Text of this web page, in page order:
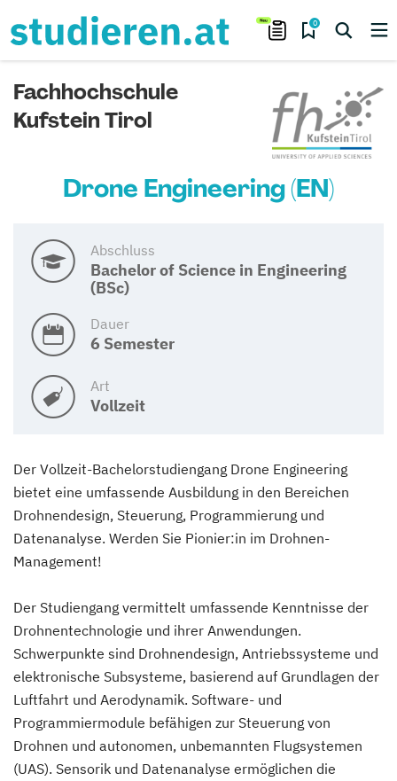
0
Fachhochschule
Kufstein Tirol
Drone Engineering (EN)
Abschluss
Bachelor of Science in Engineering
(BSc)
Dauer
6 Semester
Art
Vollzeit
Der Vollzeit-Bachelorstudiengang Drone Engineering
bietet eine umfassende Ausbildung in den Bereichen
Drohnendesign, Steuerung, Programmierung und
Datenanalyse. Werden Sie Pionier:in im Drohnen-
Management!
Der Studiengang vermittelt umfassende Kenntnisse der
Drohnentechnologie und ihrer Anwendungen.
Schwerpunkte sind Drohnendesign, Antriebssysteme und
elektronische Subsysteme, basierend auf Grundlagen der
Luftfahrt und Aerodynamik. Software- und
Programmiermodule befähigen zur Steuerung von
Drohnen und autonomen, unbemannten Flugsystemen
(UAS). Sensorik und Datenanalyse ermöglichen die